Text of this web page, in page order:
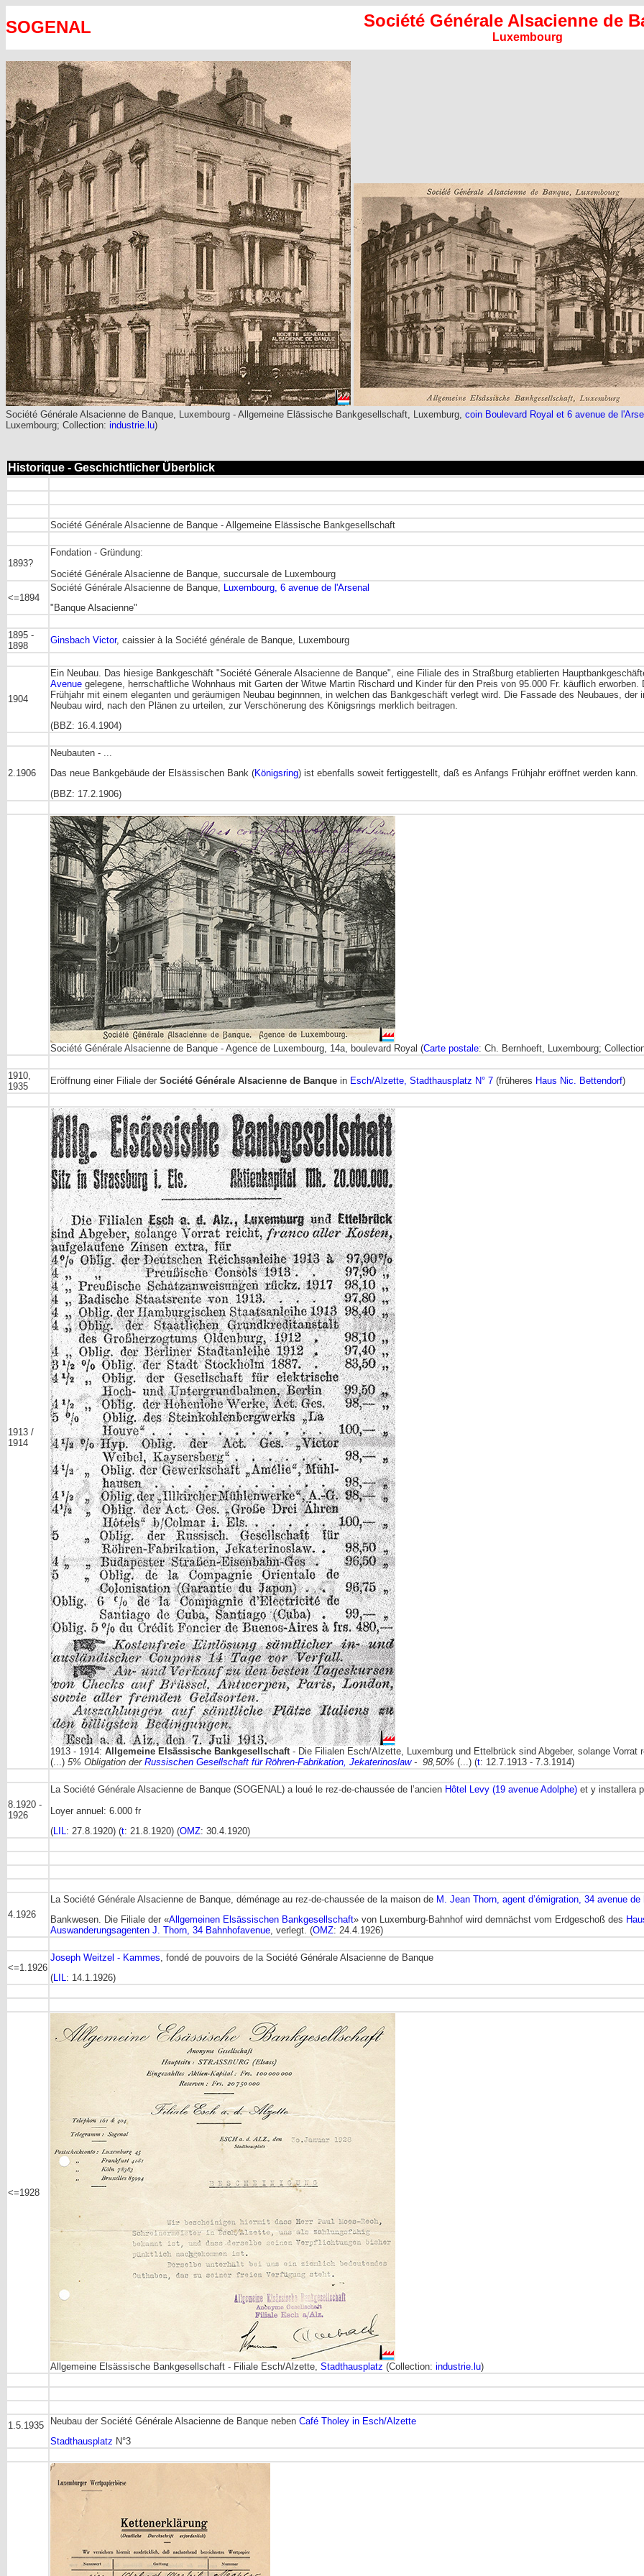
SOGENAL Société Générale Alsacienne de
Luxembourg
Société Générale Alsacienne de Banque, Luxembourg - Allgemeine Elässische Bankgesellschaft, Luxemburg, coin Boulevard Royal et 6 avenue de
Luxembourg; Collection: industrie.lu)
Historique - Geschichtlicher Überblick
Société Générale Alsacienne de Banque - Allgemeine Elässische Bankgesellschaft
1893?
Fondation - Gründung:
Société Générale Alsacienne de Banque, succursale de Luxembourg
<=1894
Société Générale Alsacienne de Banque, Luxembourg, 6 avenue de l'Arsenal
"Banque Alsacienne"
1895 -
1898
Ginsbach Victor, caissier à la Société générale de Banque, Luxembourg
1904
Ein Neubau. Das hiesige Bankgeschäft "Société Génerale Alsacienne de Banque", eine Filiale des in Straßburg etablierten
Avenue gelegene, herrschaftliche Wohnhaus mit Garten der Witwe Martin Rischard und Kinder für den Preis von 95.000 Fr. käuflich
Frühjahr mit einem eleganten und geräumigen Neubau beginnnen, in welchen das Bankgeschäft verlegt wird. Die Fassade des Neubaues,
Neubau wird, nach den Plänen zu urteilen, zur Verschönerung des Königsrings merklich beitragen.
(BBZ: 16.4.1904)
2.1906
Neubauten - ...
Das neue Bankgebäude der Elsässischen Bank (Königsring) ist ebenfalls soweit fertiggestellt, daß es Anfangs Frühjahr eröffnet werden kann.
(BBZ: 17.2.1906)
Société Générale Alsacienne de Banque - Agence de Luxembourg, 14a, boulevard Royal (Carte postale: Ch. Bernhoeft, Luxembourg;
1910,
1935
Eröffnung einer Filiale der Société Générale Alsacienne de Banque in Esch/Alzette, Stadthausplatz N° 7 (früheres Haus Nic. Bettendorf)
1913 /
1914
1913 - 1914: Allgemeine Elsässische Bankgesellschaft- Die Filialen Esch/Alzette, Luxemburg und Ettelbrück sind Abgeber, solange
(...) 5% Obligation der Russischen Gesellschaft für Röhren-Fabrikation, Jekaterinoslaw- 98,50% (...) (t: 12.7.1913 - 7.3.1914)
8.1920 -
1926
La Société Générale Alsacienne de Banque (SOGENAL) a loué le rez-de-chaussée de l’ancien Hôtel Levy (19 avenue Adolphe) et y installera
Loyer annuel: 6.000 fr
(LIL: 27.8.1920) (t: 21.8.1920) (OMZ: 30.4.1920)
4.1926
La Société Générale Alsacienne de Banque, déménage au rez-de-chaussée de la maison de M. Jean Thorn, agent d’émigration, 34 avenue
Bankwesen. Die Filiale der «Allgemeinen Elsässischen Bankgesellschaft» von Luxemburg-Bahnhof wird demnächst vom Erdgeschoß des
Auswanderungsagenten J. Thorn, 34 Bahnhofavenue, verlegt. (OMZ: 24.4.1926)
<=1.1926
Joseph Weitzel - Kammes, fondé de pouvoirs de la Société Générale Alsacienne de Banque
(LIL: 14.1.1926)
<=1928
Allgemeine Elsässische Bankgesellschaft - Filiale Esch/Alzette, Stadthausplatz (Collection: industrie.lu)
1.5.1935 Neubau der Société Générale Alsacienne de Banque neben Café Tholey in Esch/Alzette
Stadthausplatz N°3